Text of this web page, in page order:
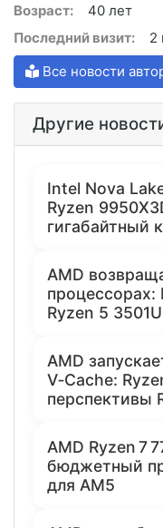
Возраст:
40 лет
Последний визит:
2
Все новости
Другие
Intel Nova
Ryzen
гигабайтный
AMD
процессорах:
Ryzen 5 3501U
AMD
V‑Cache:
перспективы
AMD Ryzen 7
бюджетный
для AM5